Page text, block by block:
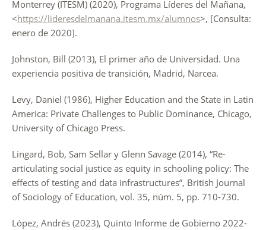
Monterrey (ITESM) (2020), Programa Líderes del Mañana,
<https://lideresdelmanana.itesm.mx/alumnos>, [Consulta:
enero de 2020].
Johnston, Bill (2013), El primer año de Universidad. Una
experiencia positiva de transición, Madrid, Narcea.
Levy, Daniel (1986), Higher Education and the State in Latin
America: Private Challenges to Public Dominance, Chicago,
University of Chicago Press.
Lingard, Bob, Sam Sellar y Glenn Savage (2014), “Re-
articulating social justice as equity in schooling policy: The
effects of testing and data infrastructures”, British Journal
of Sociology of Education, vol. 35, núm. 5, pp. 710-730.
López, Andrés (2023), Quinto Informe de Gobierno 2022-